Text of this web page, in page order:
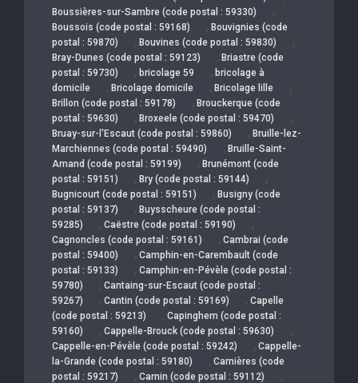
Boussières-sur-Sambre (code postal : 59330) ,
Boussois (code postal : 59168) , Bouvignies (code
postal : 59870)
, Bouvines (code postal : 59830) ,
Bray-Dunes (code postal : 59123) , Briastre (code
postal : 59730)
, bricolage 59 , bricolage à
domicile
, Bricolage domicile , Bricolage lille ,
Brillon (code postal : 59178) , Brouckerque (code
postal : 59630)
, Broxeele (code postal : 59470) ,
Bruay-sur-l'Escaut (code postal : 59860) , Bruille-lez-
Marchiennes (code postal : 59490)
, Bruille-Saint-
Amand (code postal : 59199)
, Brunémont (code
postal : 59151)
, Bry (code postal : 59144) ,
Bugnicourt (code postal : 59151) , Busigny (code
postal : 59137)
, Buysscheure (code postal :
59285)
, Caëstre (code postal : 59190) ,
Cagnoncles (code postal : 59161) , Cambrai (code
postal : 59400)
, Camphin-en-Carembault (code
postal : 59133)
, Camphin-en-Pévèle (code postal :
59780)
, Cantaing-sur-Escaut (code postal :
59267)
, Cantin (code postal : 59169) , Capelle
(code postal : 59213)
, Capinghem (code postal :
59160)
, Cappelle-Brouck (code postal : 59630) ,
Cappelle-en-Pévèle (code postal : 59242) , Cappelle-
la-Grande (code postal : 59180)
, Carnières (code
postal : 59217)
, Carnin (code postal : 59112) ,